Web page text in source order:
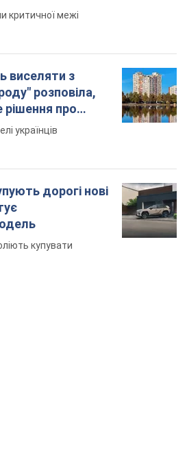
критичної межі
виселяти з
розповіла,
про
українців
дорогі нові
купувати